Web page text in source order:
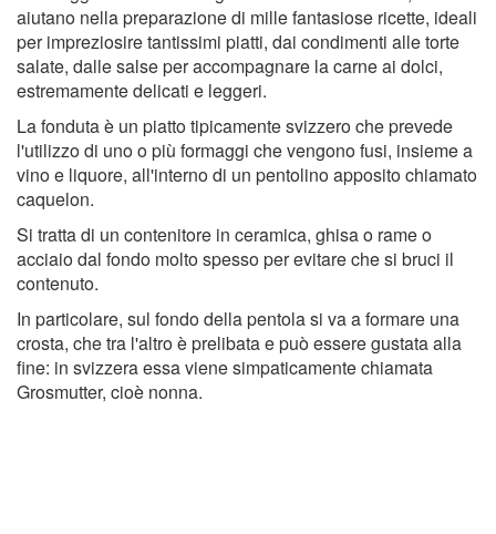
aiutano nella preparazione di mille fantasiose ricette, ideali
per impreziosire tantissimi piatti, dai condimenti alle torte
salate, dalle salse per accompagnare la carne ai dolci,
estremamente delicati e leggeri.
La fonduta è un piatto tipicamente svizzero che prevede
l'utilizzo di uno o più formaggi che vengono fusi, insieme a
vino e liquore, all'interno di un pentolino apposito chiamato
caquelon.
Si tratta di un contenitore in ceramica, ghisa o rame o
acciaio dal fondo molto spesso per evitare che si bruci il
contenuto.
In particolare, sul fondo della pentola si va a formare una
crosta, che tra l'altro è prelibata e può essere gustata alla
fine: in svizzera essa viene simpaticamente chiamata
Grosmutter, cioè nonna.